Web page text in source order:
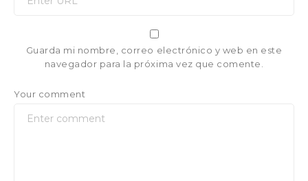
Guarda mi nombre, correo electrónico y web en este
navegador para la próxima vez que comente.
Your comment